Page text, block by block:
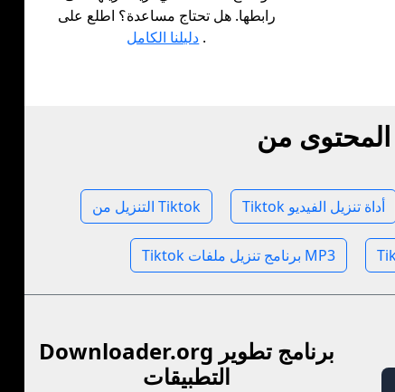
رابطها. هل تحتاج مساعدة؟ اطلع على
دليلنا الكامل .
التنزيل من Tiktok Tiktok أداة تنزيل الفيديو
Tiktok برنامج تنزيل ملفات MP3
Downloader.org برنامج تطوير
التطبيقات